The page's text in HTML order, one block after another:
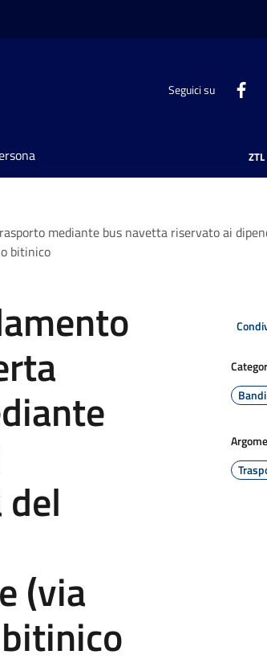
Seguici su
ZTL
mediante bus navetta riservato ai
bitinico
(via